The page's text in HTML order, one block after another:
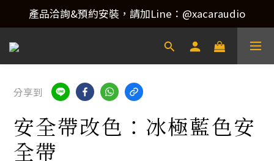
產品洽詢&預約安裝，請加Line：@xacaraudio
產品洽詢&預約安裝，請加Line：@xacaraudio
歡迎來電洽詢 02-22773788！
產品洽詢&預約安裝，請加Line：@xacaraudio
分享到
安全帶改色：冰極藍色安
全帶